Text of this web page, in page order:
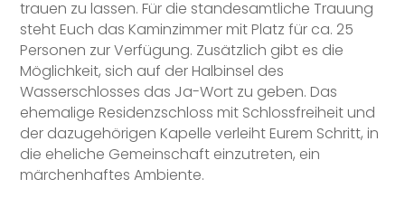
trauen zu lassen. Für die standesamtliche Trauung
steht Euch das Kaminzimmer mit Platz für ca. 25
Personen zur Verfügung. Zusätzlich gibt es die
Möglichkeit, sich auf der Halbinsel des
Wasserschlosses das Ja-Wort zu geben. Das
ehemalige Residenzschloss mit Schlossfreiheit und
der dazugehörigen Kapelle verleiht Eurem Schritt, in
die eheliche Gemeinschaft einzutreten, ein
märchenhaftes Ambiente.